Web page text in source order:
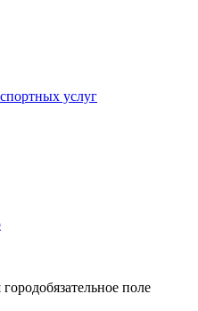
услуг
обязательное поле